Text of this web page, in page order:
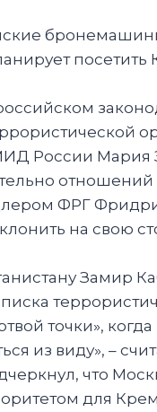
посетить
России
отношений
ФРГ
на свою
Замир
точки»,
из виду», –
что
для